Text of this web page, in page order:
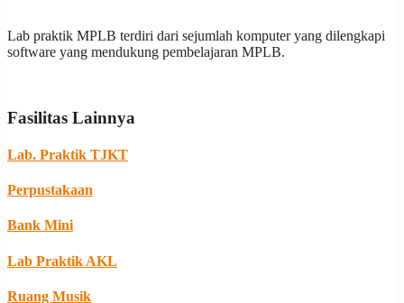
Lab praktik MPLB terdiri dari sejumlah komputer yang dilengkapi
software yang mendukung pembelajaran MPLB.
Fasilitas Lainnya
Lab. Praktik TJKT
Perpustakaan
Bank Mini
Lab Praktik AKL
Ruang Musik